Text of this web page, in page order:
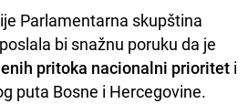
Parlamentarna skupština
bi snažnu poruku da je
pritoka nacionalni prioritet i
puta Bosne i Hercegovine.